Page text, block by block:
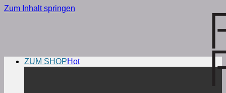
Zum Inhalt springen
ZUM SHOP